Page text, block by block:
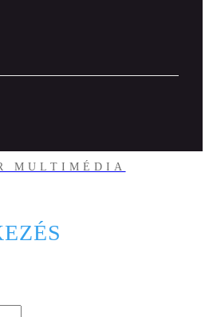
MULTIMÉDIA